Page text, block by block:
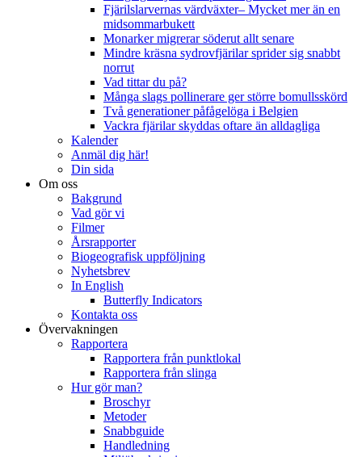
Fjärilslarvernas värdväxter– Mycket mer än en
midsommarbukett
Monarker migrerar söderut allt senare
Mindre kräsna sydrovfjärilar sprider sig snabbt
norrut
Vad tittar du på?
Många slags pollinerare ger större bomullsskörd
Två generationer påfågelöga i Belgien
Vackra fjärilar skyddas oftare än alldagliga
Kalender
Anmäl dig här!
Din sida
Om oss
Bakgrund
Vad gör vi
Filmer
Årsrapporter
Biogeografisk uppföljning
Nyhetsbrev
In English
Butterfly Indicators
Kontakta oss
Övervakningen
Rapportera
Rapportera från punktlokal
Rapportera från slinga
Hur gör man?
Broschyr
Metoder
Snabbguide
Handledning